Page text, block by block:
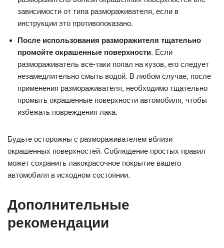
зависимости от типа размораживателя, если в
инструкции это противопоказано.
После использования разморажителя тщательно
промойте окрашенные поверхности. Если
размораживатель все-таки попал на кузов, его следует
незамедлительно смыть водой. В любом случае, после
применения размораживателя, необходимо тщательно
промыть окрашенные поверхности автомобиля, чтобы
избежать повреждения лака.
Будьте осторожны с размораживателем вблизи
окрашенных поверхностей. Соблюдение простых правил
может сохранить лакокрасочное покрытие вашего
автомобиля в исходном состоянии.
Дополнительные
рекомендации